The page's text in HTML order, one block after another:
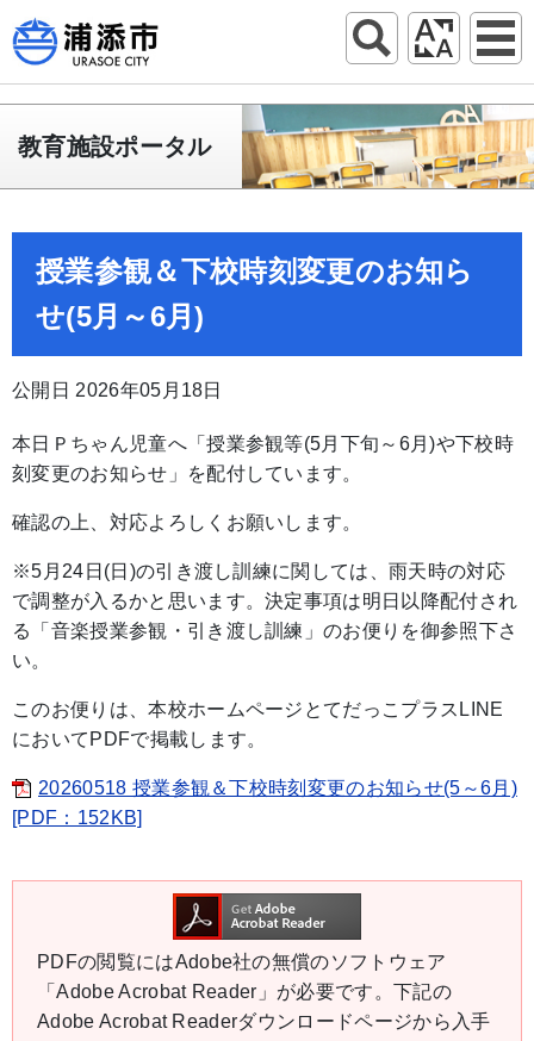
教育施設ポータル
授業参観＆下校時刻変更のお知ら
せ(5月～6月)
公開日 2026年05月18日
本日Ｐちゃん児童へ「授業参観等(5月下旬～6月)や下校時
刻変更のお知らせ」を配付しています。
確認の上、対応よろしくお願いします。
※5月24日(日)の引き渡し訓練に関しては、雨天時の対応
で調整が入るかと思います。決定事項は明日以降配付され
る「音楽授業参観・引き渡し訓練」のお便りを御参照下さ
い。
このお便りは、本校ホームページとてだっこプラスLINE
においてPDFで掲載します。
20260518 授業参観＆下校時刻変更のお知らせ(5～6月)
[PDF：152KB]
PDFの閲覧にはAdobe社の無償のソフトウェア
「Adobe Acrobat Reader」が必要です。下記の
Adobe Acrobat Readerダウンロードページから入手